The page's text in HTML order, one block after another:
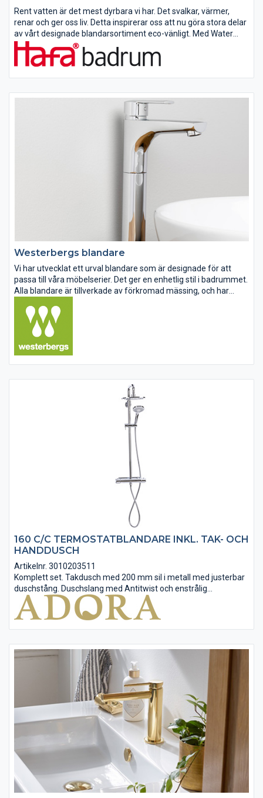
Rent vatten är det mest dyrbara vi har. Det svalkar, värmer,
renar och ger oss liv. Detta inspirerar oss att nu göra stora delar
av vårt designade blandarsortiment eco-vänligt. Med Water
Save spar du vatten, utan kompromiss på komfort. Vår miljö –...
Westerbergs blandare
Vi har utvecklat ett urval blandare som är designade för att
passa till våra möbelserier. Det ger en enhetlig stil i badrummet.
Alla blandare är tillverkade av förkromad mässing, och har
ett...
160 C/C TERMOSTATBLANDARE INKL. TAK- OCH
HANDDUSCH
Artikelnr. 3010203511
Komplett set. Takdusch med 200 mm sil i metall med justerbar
duschstång. Duschslang med Antitwist och enstrålig
handduschsil. Växla mellan tak- och handdusch med hjälp av
omkastaren i handtaget. Energisparfunktionen och...